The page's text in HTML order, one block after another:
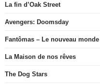
La fin d’Oak Street
Avengers: Doomsday
Fantômas – Le nouveau monde
La Maison de nos rêves
The Dog Stars